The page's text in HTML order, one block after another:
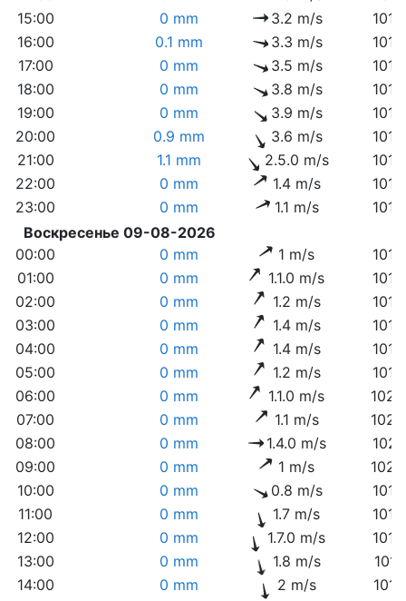
15:00
0 mm 3.2 m/s
16:00
0.1 mm 3.3 m/s
17:00
0 mm 3.5 m/s
18:00
0 mm 3.8 m/s
19:00
0 mm 3.9 m/s
20:00
0.9 mm 3.6 m/s
21:00
1.1 mm 2.5.0 m/s
22:00
0 mm 1.4 m/s
23:00
0 mm 1.1 m/s
Воскресенье 09-08-2026
00:00
0 mm 1 m/s
01:00
0 mm 1.1.0 m/s
02:00
0 mm 1.2 m/s
03:00
0 mm 1.4 m/s
04:00
0 mm 1.4 m/s
05:00
0 mm 1.2 m/s
06:00
0 mm 1.1.0 m/s
07:00
0 mm 1.1 m/s
08:00
0 mm 1.4.0 m/s
09:00
0 mm 1 m/s
10:00
0 mm 0.8 m/s
11:00
0 mm 1.7 m/s
12:00
0 mm 1.7.0 m/s
13:00
0 mm 1.8 m/s
14:00
0 mm 2 m/s